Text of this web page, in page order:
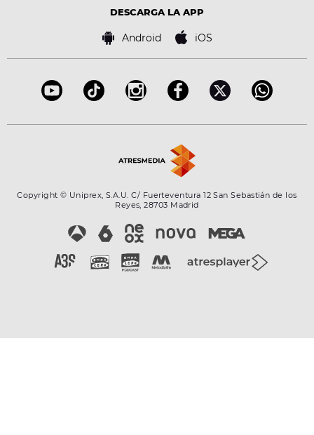
Bases de concursos
DESCARGA LA APP
Android iOS
Copyright © Uniprex, S.A.U. C/ Fuerteventura 12 San Sebastián de los
Reyes, 28703 Madrid